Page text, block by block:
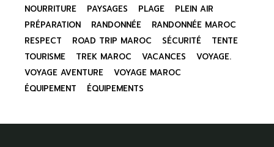
NOURRITURE
PAYSAGES PLAGE
PLEIN AIR
PRÉPARATION
RANDONNÉE
RANDONNÉE MAROC
RESPECT
ROAD TRIP MAROC SÉCURITÉ
TENTE
TOURISME
TREK MAROC VACANCES
VOYAGE.
VOYAGE AVENTURE
VOYAGE MAROC
ÉQUIPEMENT
ÉQUIPEMENTS